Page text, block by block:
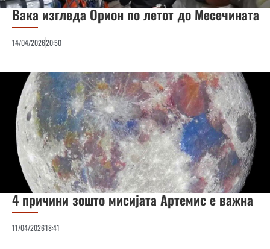
Вака изгледа Орион по летот до Месечината
14/04/202620:50
4 причини зошто мисијата Артемис е важна
11/04/202618:41